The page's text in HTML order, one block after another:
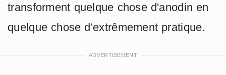
transforment quelque chose d'anodin en
quelque chose d'extrêmement pratique.